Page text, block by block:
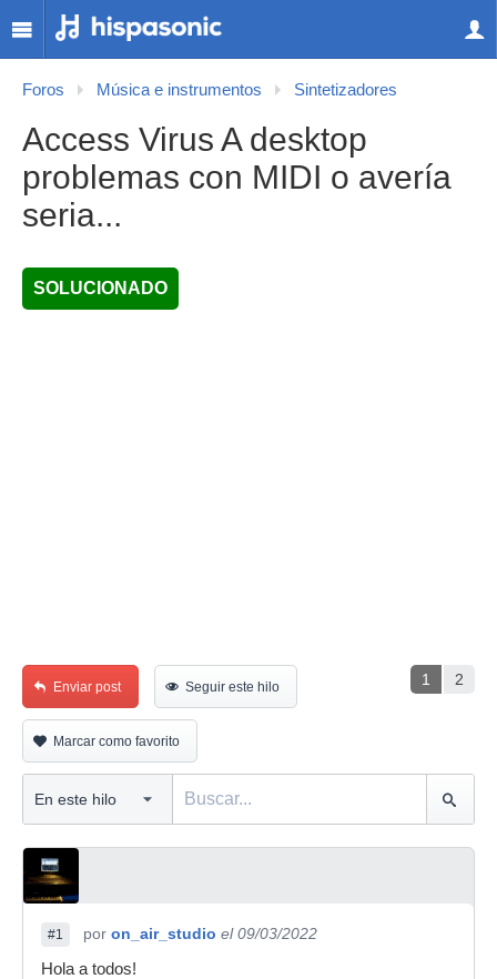
Foros Música e instrumentos Sintetizadores
Access Virus A desktop
problemas con MIDI o avería
seria...
SOLUCIONADO
1 2
Enviar post Seguir este hilo
Marcar como favorito
#1 por on_air_studio el 09/03/2022
Hola a todos!